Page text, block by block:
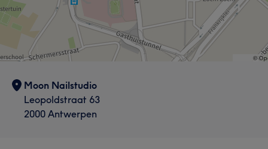
Moon Nailstudio
Leopoldstraat 63
2000 Antwerpen